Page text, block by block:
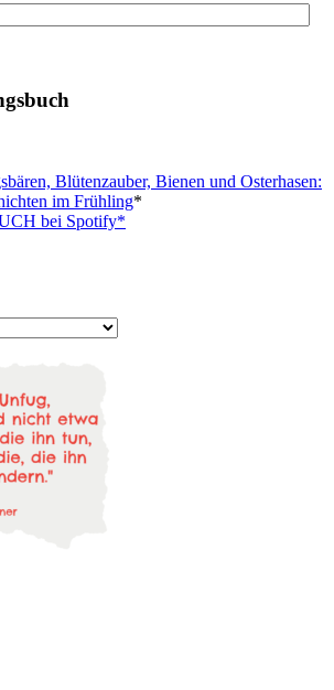
Blütenzauber, Bienen und Osterhasen:
im Frühling*
bei Spotify*